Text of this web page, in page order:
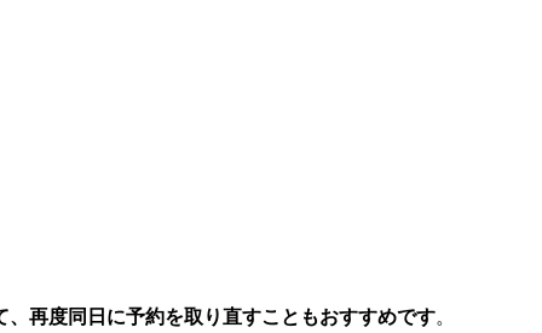
再度同日に予約を取り直すこともおすすめです。